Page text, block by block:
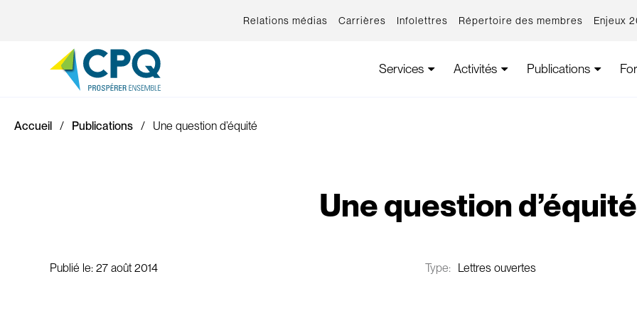
Relations médias Carrières Infolettres Répertoire des membres Enjeux
Services Activités Publications
Accueil Publications Une question d’équité
Une question d’équité
Publié le: 27 août 2014 Type: Lettres ouvertes